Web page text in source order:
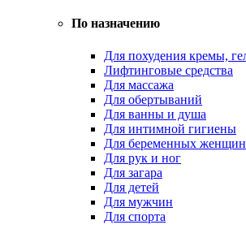
По назначению
Для похудения кремы,
Лифтинговые средства
Для массажа
Для обертываний
Для ванны и душа
Для интимной гигиены
Для беременных женщин
Для рук и ног
Для загара
Для детей
Для мужчин
Для спорта